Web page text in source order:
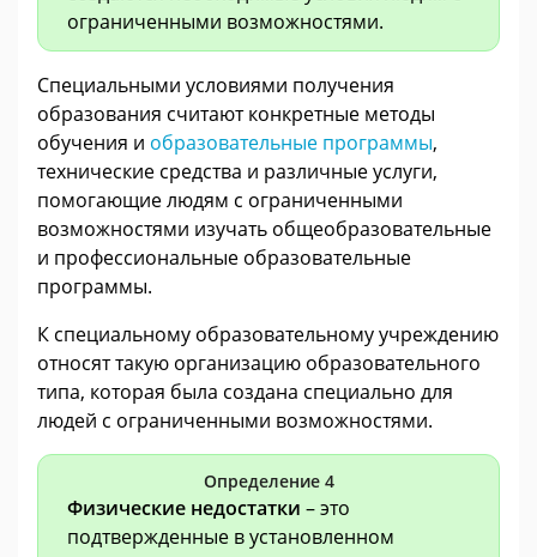
ограниченными возможностями.
Специальными условиями получения
образования считают конкретные методы
обучения и образовательные программы,
технические средства и различные услуги,
помогающие людям с ограниченными
возможностями изучать общеобразовательные
и профессиональные образовательные
программы.
К специальному образовательному учреждению
относят такую организацию образовательного
типа, которая была создана специально для
людей с ограниченными возможностями.
Определение 4
Физические недостатки – это
подтвержденные в установленном